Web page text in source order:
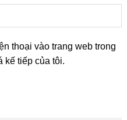
thoại vào trang web trong
kế tiếp của tôi.